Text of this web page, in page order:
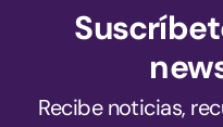
Recibe noticias,